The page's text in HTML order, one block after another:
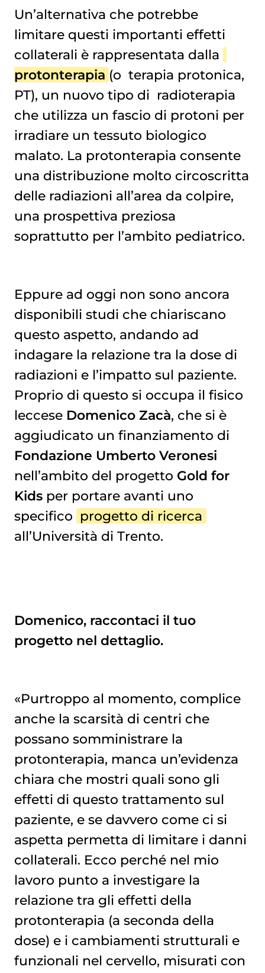
Un’alternativa che potrebbe
limitare questi importanti effetti
collaterali è rappresentata dalla
protonterapia (o terapia protonica,
PT), un nuovo tipo di radioterapia
che utilizza un fascio di protoni per
irradiare un tessuto biologico
malato. La protonterapia consente
una distribuzione molto circoscritta
delle radiazioni all’area da colpire,
una prospettiva preziosa
soprattutto per l’ambito pediatrico.
Eppure ad oggi non sono ancora
disponibili studi che chiariscano
questo aspetto, andando ad
indagare la relazione tra la dose di
radiazioni e l’impatto sul paziente.
Proprio di questo si occupa il fisico
leccese Domenico Zacà, che si è
aggiudicato un finanziamento di
Fondazione Umberto Veronesi
nell’ambito del progetto Gold for
Kidsper portare avanti uno
specifico progetto di ricerca
all’Università di Trento.
Domenico, raccontaci il tuo
progetto nel dettaglio.
«Purtroppo al momento, complice
anche la scarsità di centri che
possano somministrare la
protonterapia, manca un’evidenza
chiara che mostri quali sono gli
effetti di questo trattamento sul
paziente, e se davvero come ci si
aspetta permetta di limitare i danni
collaterali. Ecco perché nel mio
lavoro punto a investigare la
relazione tra gli effetti della
protonterapia (a seconda della
dose) e i cambiamenti strutturali e
funzionali nel cervello, misurati con